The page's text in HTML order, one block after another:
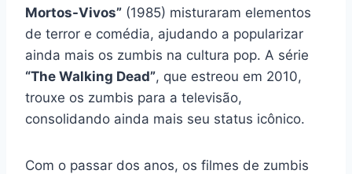
Mortos-Vivos” (1985) misturaram elementos
de terror e comédia, ajudando a popularizar
ainda mais os zumbis na cultura pop. A série
“The Walking Dead”, que estreou em 2010,
trouxe os zumbis para a televisão,
consolidando ainda mais seu status icônico.
Com o passar dos anos, os filmes de zumbis